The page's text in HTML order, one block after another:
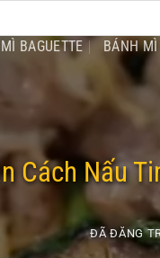
BAGUETTE BÁNH
Cách Nấu
ĐÃ ĐĂNG